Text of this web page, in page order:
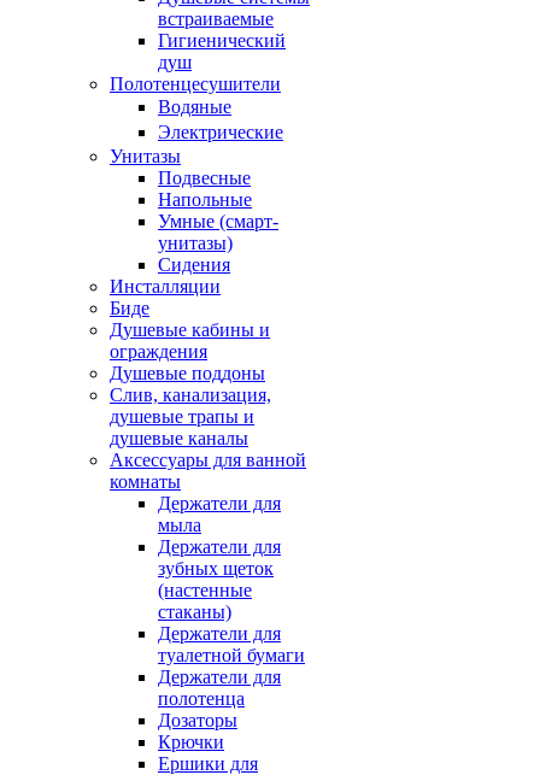
встраиваемые
Гигиенический
душ
Полотенцесушители
ㅤВодяные
ㅤЭлектрические
Унитазы
Подвесные
Напольные
Умные (смарт-
унитазы)
Сидения
Инсталляции
Биде
Душевые кабины и
ограждения
Душевые поддоны
Слив, канализация,
душевые трапы и
душевые каналы
Аксессуары для ванной
комнаты
Держатели для
мыла
Держатели для
зубных щеток
(настенные
стаканы)
Держатели для
туалетной бумаги
Держатели для
полотенца
Дозаторы
Крючки
Ершики для